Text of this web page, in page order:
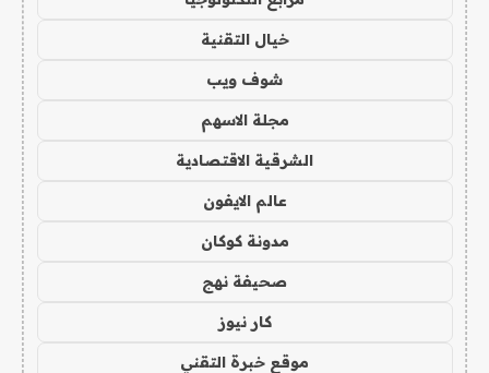
خيال التقنية
شوف ويب
مجلة الاسهم
الشرقية الاقتصادية
عالم الايفون
مدونة كوكان
صحيفة نهج
كار نيوز
موقع خبرة التقني